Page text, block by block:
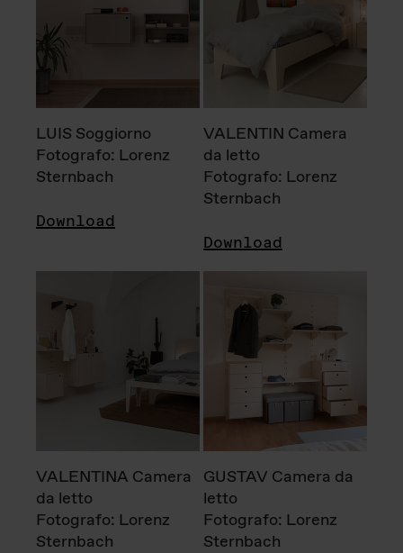
LUIS Soggiorno
Fotografo: Lorenz
Sternbach
Download
VALENTIN Camera
da letto
Fotografo: Lorenz
Sternbach
Download
VALENTINA Camera
da letto
Fotografo: Lorenz
Sternbach
GUSTAV Camera da
letto
Fotografo: Lorenz
Sternbach